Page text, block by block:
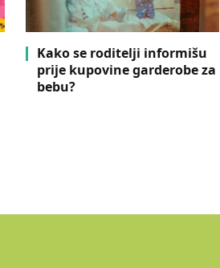
Kako se roditelji informišu
prije kupovine garderobe za
bebu?